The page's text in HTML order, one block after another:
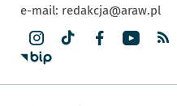
e-mail: redakcja@araw.pl